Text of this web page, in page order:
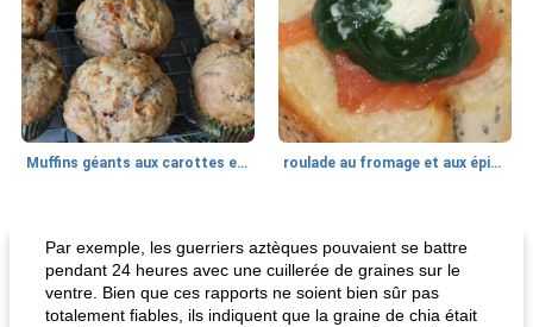
Muffins géants aux carottes et à la banane de Nif roulade au fromage et aux épinards
astuces
Par exemple, les guerriers aztèques pouvaient se battre
pendant 24 heures avec une cuillerée de graines sur le
ventre. Bien que ces rapports ne soient bien sûr pas
totalement fiables, ils indiquent que la graine de chia était